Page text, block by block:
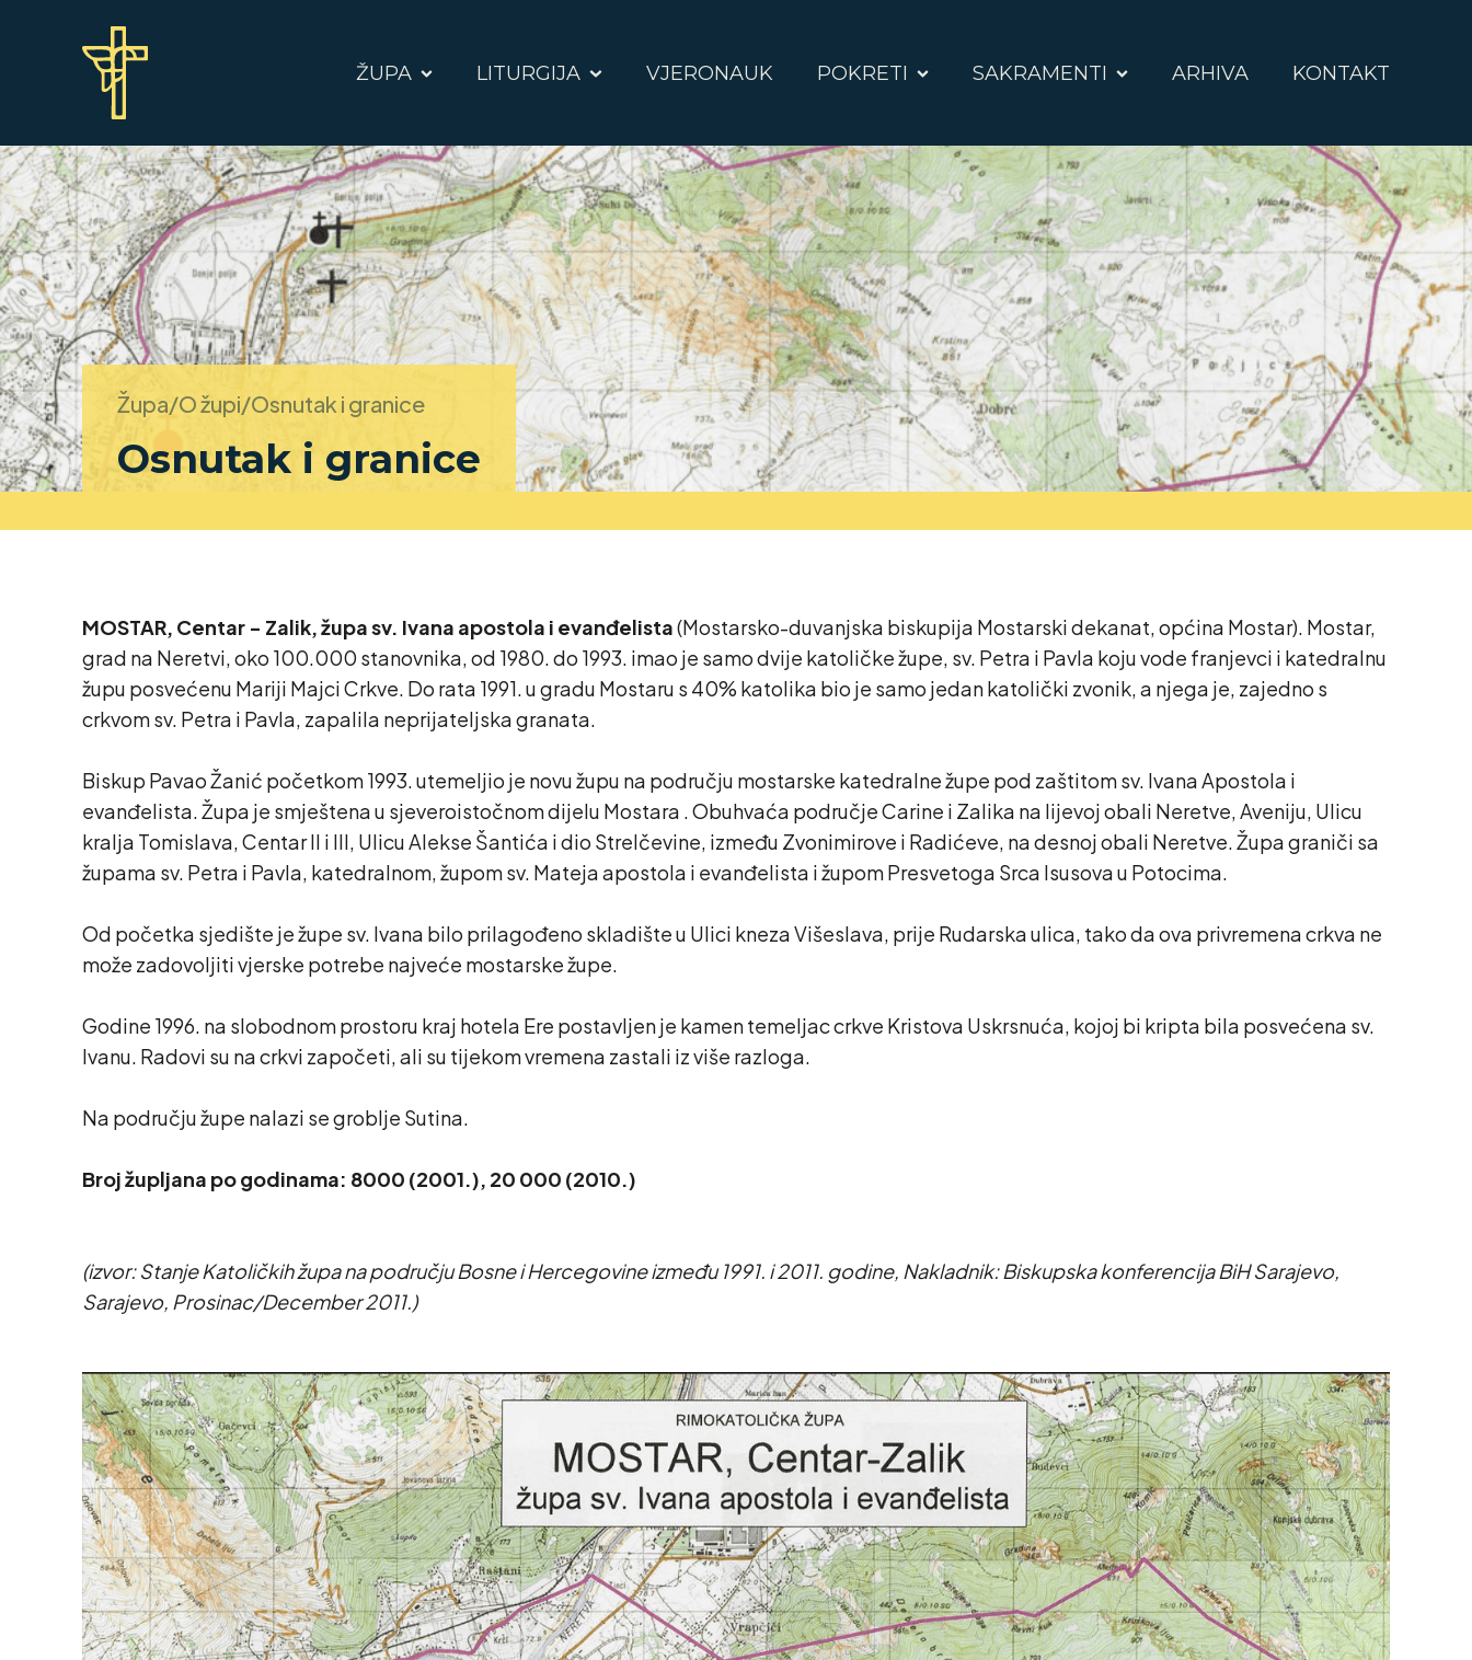
ŽUPA LITURGIJA VJERONAUK POKRETI SAKRAMENTI ARHIVA KONTAKT
Župa/O župi/Osnutak i granice
Osnutak i granice
MOSTAR, Centar - Zalik, župa sv. Ivana apostola i evanđelista(Mostarsko-duvanjska biskupija Mostarski dekanat, općina Mostar). Mostar,
grad na Neretvi, oko 100.000 stanovnika, od 1980. do 1993. imao je samo dvije katoličke župe, sv. Petra i Pavla koju vode franjevci i katedralnu
župu posvećenu Mariji Majci Crkve. Do rata 1991. u gradu Mostaru s 40% katolika bio je samo jedan katolički zvonik, a njega je, zajedno s
crkvom sv. Petra i Pavla, zapalila neprijateljska granata.
Biskup Pavao Žanić početkom 1993. utemeljio je novu župu na području mostarske katedralne župe pod zaštitom sv. Ivana Apostola i
evanđelista. Župa je smještena u sjeveroistočnom dijelu Mostara . Obuhvaća područje Carine i Zalika na lijevoj obali Neretve, Aveniju, Ulicu
kralja Tomislava, Centar II i III, Ulicu Alekse Šantića i dio Strelčevine, između Zvonimirove i Radićeve, na desnoj obali Neretve. Župa graniči sa
župama sv. Petra i Pavla, katedralnom, župom sv. Mateja apostola i evanđelista i župom Presvetoga Srca Isusova u Potocima.
Od početka sjedište je župe sv. Ivana bilo prilagođeno skladište u Ulici kneza Višeslava, prije Rudarska ulica, tako da ova privremena crkva ne
može zadovoljiti vjerske potrebe najveće mostarske župe.
Godine 1996. na slobodnom prostoru kraj hotela Ere postavljen je kamen temeljac crkve Kristova Uskrsnuća, kojoj bi kripta bila posvećena sv.
Ivanu. Radovi su na crkvi započeti, ali su tijekom vremena zastali iz više razloga.
Na području župe nalazi se groblje Sutina.
Broj župljana po godinama: 8000 (2001.), 20 000 (2010.)
(izvor: Stanje Katoličkih župa na području Bosne i Hercegovine između 1991. i 2011. godine, Nakladnik: Biskupska konferencija BiH Sarajevo,
Sarajevo, Prosinac/December 2011.)